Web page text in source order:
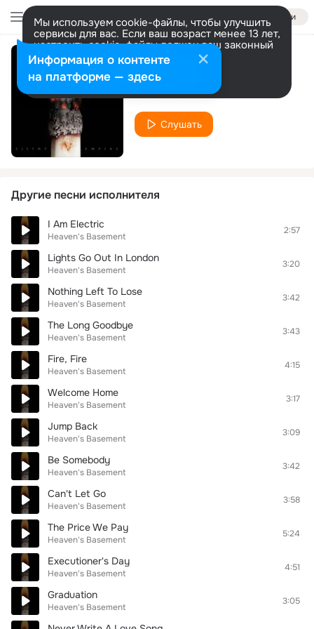
Войти
Мы используем cookie-файлы, чтобы улучшить
сервисы для вас. Если ваш возраст менее 13 лет,
настроить cookie-файлы должен ваш законный
представитель. Больше информации
Разрешить все Настроить
No Pity
Heaven's Basement
Слушать
Другие песни исполнителя
I Am Electric
Heaven's Basement
2:57
Lights Go Out In London
Heaven's Basement
3:20
Nothing Left To Lose
Heaven's Basement
3:42
The Long Goodbye
Heaven's Basement
3:43
Fire, Fire
Heaven's Basement
4:15
Welcome Home
Heaven's Basement
3:17
Jump Back
Heaven's Basement
3:09
Be Somebody
Heaven's Basement
3:42
Can't Let Go
Heaven's Basement
3:58
The Price We Pay
Heaven's Basement
5:24
Executioner's Day
Heaven's Basement
4:51
Graduation
Heaven's Basement
3:05
Информация о контенте
на платформе — здесь